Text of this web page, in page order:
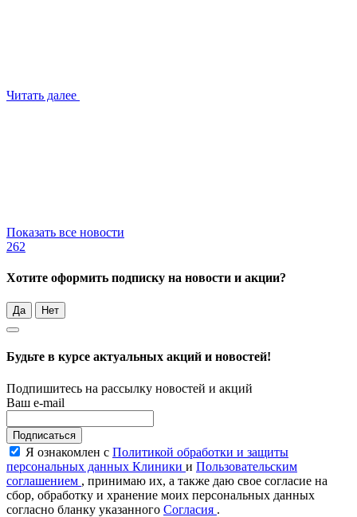
Читать далее
Показать все новости
262
Хотите оформить подписку на новости и акции?
Да Нет
Будьте в курсе актуальных акций и новостей!
Подпишитесь на рассылку новостей и акций
Ваш e-mail
Подписаться
Я ознакомлен с Политикой обработки и защиты
персональных данных Клиники и Пользовательским
соглашением , принимаю их, а также даю свое согласие на
сбор, обработку и хранение моих персональных данных
согласно бланку указанного Согласия .